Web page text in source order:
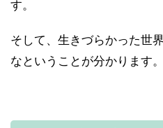
す。
そして、生きづらかった世
なということが分かります。